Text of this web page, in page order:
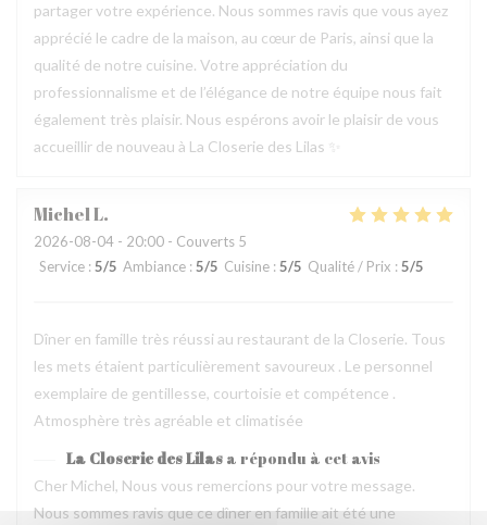
partager votre expérience. Nous sommes ravis que vous ayez
apprécié le cadre de la maison, au cœur de Paris, ainsi que la
qualité de notre cuisine. Votre appréciation du
professionnalisme et de l’élégance de notre équipe nous fait
également très plaisir. Nous espérons avoir le plaisir de vous
accueillir de nouveau à La Closerie des Lilas ✨
MichelL
2026-08-04 - 20:00 - Couverts 5
Service : 5/5 Ambiance : 5/5 Cuisine : 5/5 Qualité / Prix : 5/5
Dîner en famille très réussi au restaurant de la Closerie. Tous
les mets étaient particulièrement savoureux . Le personnel
exemplaire de gentillesse, courtoisie et compétence .
Atmosphère très agréable et climatisée
La Closerie des Lilas a répondu à cet avis
Cher Michel, Nous vous remercions pour votre message.
Nous sommes ravis que ce dîner en famille ait été une